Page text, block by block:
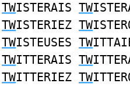
TWISTERAIS TW
TWISTERIEZ TW
TWISTEUSES TW
TWITTERAIS TW
TWITTERIEZ TW